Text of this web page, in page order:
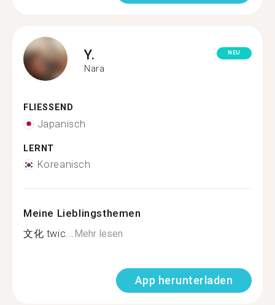
Y.
Nara
NEU
FLIESSEND
Japanisch
LERNT
Koreanisch
Meine Lieblingsthemen
文化 twic...Mehr lesen
App herunterladen